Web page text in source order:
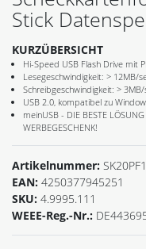
Stick
KURZÜBERSICHT
Hi-Speed USB Flash Drive mit
Lesegeschwindigkeit: > 12MB/
Schreibgeschwindigkeit: > 3MB/
USB 2.0, kompatibel zu
meinUSB - DIE BESTE
WERBEGESCHENK!
Artikelnummer:
EAN: 4250377945251
SKU: 4.9995.111
WEEE-Reg.-Nr.: